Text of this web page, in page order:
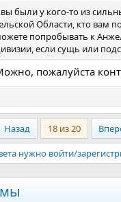
были у кого-то из
Области, кто вам
попробывать к
если сущь или
пожалуйста
Назад 18 из 20
нужно войти/